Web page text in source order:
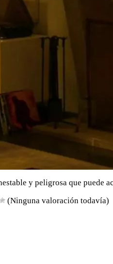
y peligrosa que puede
(Ninguna valoración todavía)